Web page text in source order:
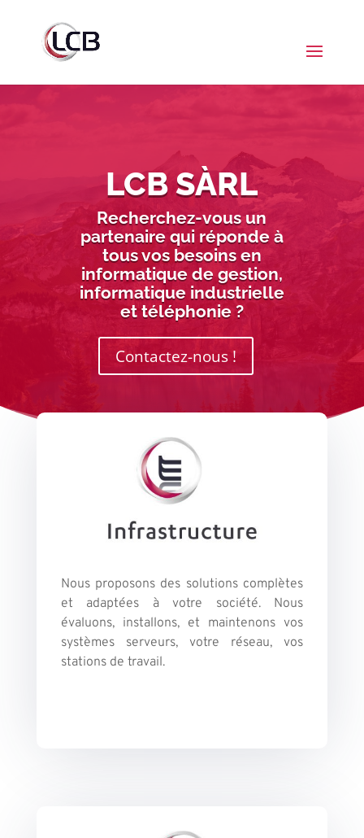
LCB SÀRL
Recherchez-vous un
partenaire qui réponde à
tous vos besoins en
informatique de gestion,
informatique industrielle
et téléphonie ?
Contactez-nous !
Nous proposons des solutions complètes
et adaptées à votre société. Nous
évaluons, installons, et maintenons vos
systèmes serveurs, votre réseau, vos
stations de travail.